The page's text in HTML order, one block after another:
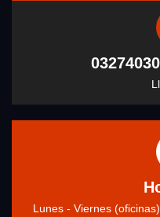
Lunes - Viernes